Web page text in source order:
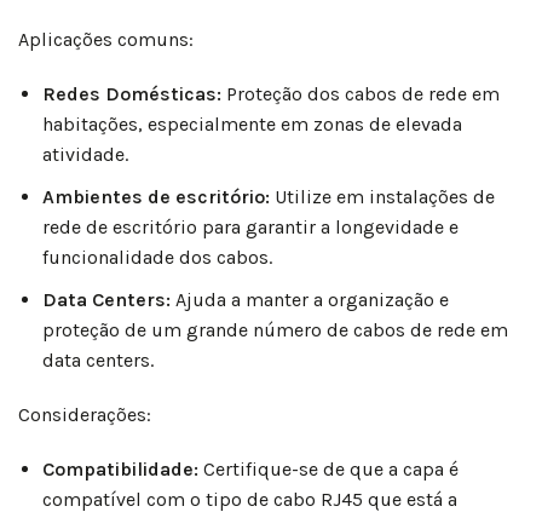
Aplicações comuns:
Redes Domésticas: Proteção dos cabos de rede em
habitações, especialmente em zonas de elevada
atividade.
Ambientes de escritório: Utilize em instalações de
rede de escritório para garantir a longevidade e
funcionalidade dos cabos.
Data Centers: Ajuda a manter a organização e
proteção de um grande número de cabos de rede em
data centers.
Considerações:
Compatibilidade: Certifique-se de que a capa é
compatível com o tipo de cabo RJ45 que está a